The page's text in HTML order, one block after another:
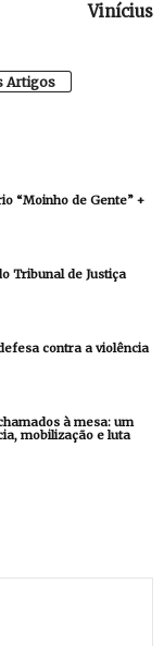
Vinícius
Artigos
“Moinho de Gente” +
Tribunal de Justiça
contra a violência
à mesa: um
mobilização e luta